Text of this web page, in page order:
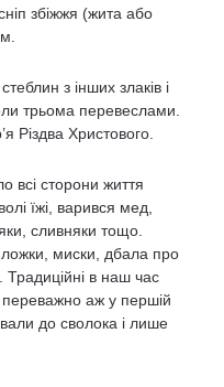
збіжжя (жита або
з інших злаків і
трьома перевеслами.
Різдва Христового.
всі сторони життя
їжі, варився мед,
сливняки тощо.
миски, дбала про
Традиційні в наш час
переважно аж у першій
до сволока і лише